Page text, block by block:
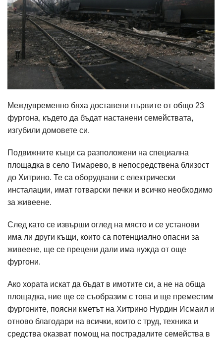
Междувременно бяха доставени първите от общо 23
фургона, където да бъдат настанени семействата,
изгубили домовете си.
Подвижните къщи са разположени на специална
площадка в село Тимарево, в непосредствена близост
до Хитрино. Те са оборудвани с електрически
инсталации, имат готварски печки и всичко необходимо
за живеене.
След като се извърши оглед на място и сe установи
има ли други къщи, които са потенциално опасни за
живеене, ще се прецени дали има нужда от още
фургони.
Ако хората искат да бъдат в имотите си, а не на обща
площадка, ние ще се съобразим с това и ще преместим
фургоните, поясни кметът на Хитрино Нурдин Исмаил и
отново благодари на всички, които с труд, техника и
средства оказват помощ на пострадалите семейства в